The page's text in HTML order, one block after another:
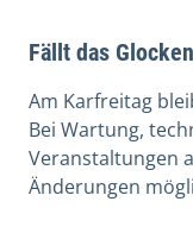
Fällt das
Am Karfreitag
Bei Wartung,
Veranstaltungen
Änderungen